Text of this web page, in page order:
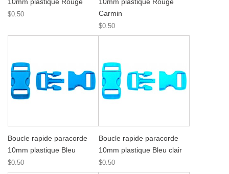
$0.50
Carmin
$0.50
Boucle rapide paracorde
10mm plastique Bleu
$0.50
Boucle rapide paracorde
10mm plastique Bleu clair
$0.50